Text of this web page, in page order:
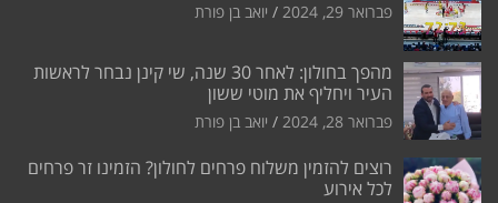
פברואר 29, 2024 יואב בן פורת
מהפך בחולון: לאחר 30 שנה, שי קינן נבחר לראשות
העיר ויחליף את מוטי ששון
פברואר 28, 2024 יואב בן פורת
רוצים להזמין משלוח פרחים לחולון? הזמינו זר פרחים
לכל אירוע